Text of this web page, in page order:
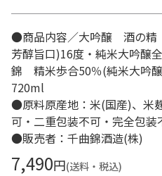
●商品内容／大吟醸 酒の精
芳醇旨口)16度・純米大吟
錦 精米歩合50％(純米大吟
720ml
●原料原産地：米(国産)、
可・二重包装不可・完全包
●販売者：千曲錦酒造(株)
7,490円(送料・税込)